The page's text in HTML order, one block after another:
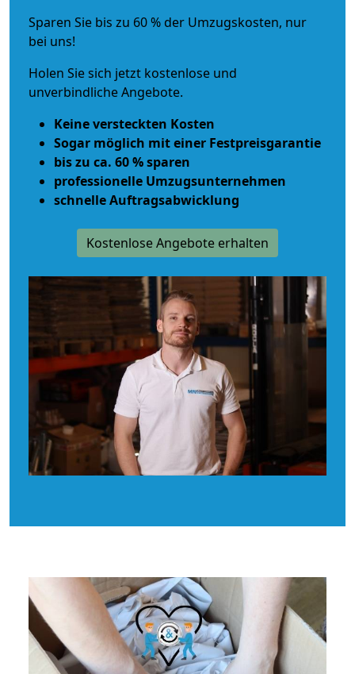
Sparen Sie bis zu 60 % der Umzugskosten, nur
bei uns!
Holen Sie sich jetzt kostenlose und
unverbindliche Angebote.
Keine versteckten Kosten
Sogar möglich mit einer Festpreisgarantie
bis zu ca. 60 % sparen
professionelle Umzugsunternehmen
schnelle Auftragsabwicklung
Kostenlose Angebote erhalten